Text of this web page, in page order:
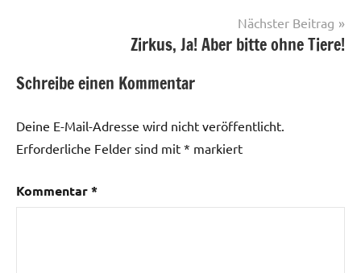
Nächster Beitrag
Zirkus, Ja! Aber bitte ohne Tiere!
Schreibe einen Kommentar
Deine E-Mail-Adresse wird nicht veröffentlicht.
Erforderliche Felder sind mit * markiert
Kommentar*